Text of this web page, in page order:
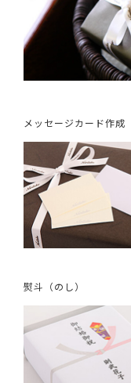
メッセージカード作成
熨斗（のし）